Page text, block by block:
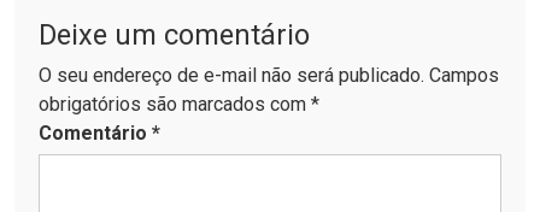
Deixe um comentário
O seu endereço de e-mail não será publicado. Campos
obrigatórios são marcados com *
Comentário *